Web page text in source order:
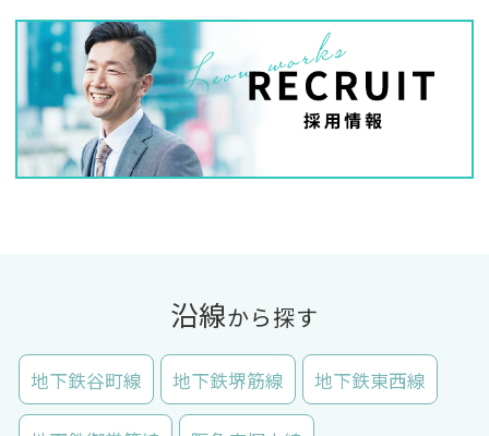
沿線から探す
地下鉄谷町線 地下鉄堺筋線 地下鉄東西線